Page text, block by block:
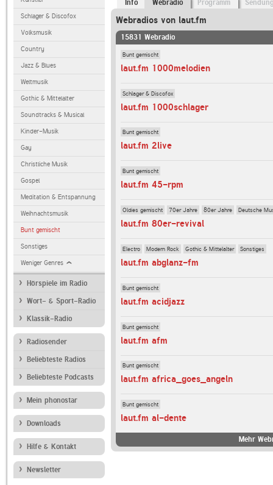
Schlager & Discofox
Volksmusik
Country
Jazz & Blues
Weltmusik
Gothic & Mittelalter
Soundtracks & Musical
Kinder-Musik
Gay
Christliche Musik
Gospel
Meditation & Entspannung
Weihnachtsmusik
Bunt gemischt
Sonstiges
Weniger Genres
Hörspiele im Radio
Wort- & Sport-Radio
Klassik-Radio
Radiosender
Beliebteste Radios
Beliebteste Podcasts
Mein phonostar
Downloads
Hilfe & Kontakt
Newsletter
Info Webradio Programm
Webradios von laut.fm
15831 Webradio
Bunt gemischt
laut.fm 1000melodien
Schlager & Discofox
laut.fm 1000schlager
Bunt gemischt
laut.fm 2live
Bunt gemischt
laut.fm 45-rpm
Oldies gemischt 70er Jahre 80er Jahre Deutsche
laut.fm 80er-revival
Electro Modern Rock Gothic & Mittelalter Sonstiges
laut.fm abglanz-fm
Bunt gemischt
laut.fm acidjazz
Bunt gemischt
laut.fm afm
Bunt gemischt
laut.fm africa_goes_angeln
Bunt gemischt
laut.fm al-dente
Mehr